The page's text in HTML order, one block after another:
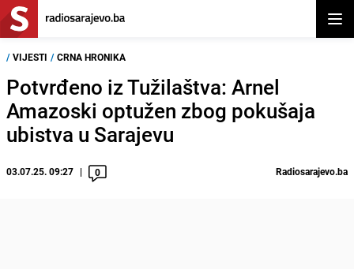
/ VIJESTI / CRNA HRONIKA
Potvrđeno iz Tužilaštva: Arnel
Amazoski optužen zbog pokušaja
ubistva u Sarajevu
03.07.25. 09:27 0 Radiosarajevo.ba